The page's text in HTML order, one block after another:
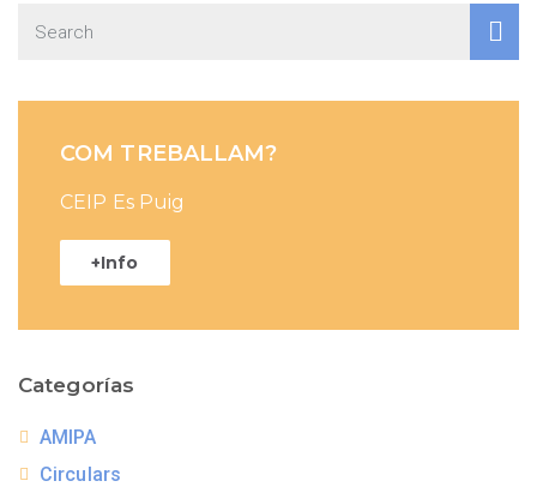
COM TREBALLAM?
CEIP Es Puig
+Info
Categorías
AMIPA
Circulars